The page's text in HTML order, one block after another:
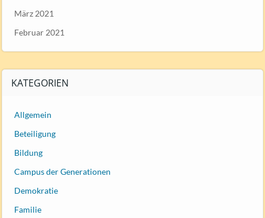
März 2021
Februar 2021
KATEGORIEN
Allgemein
Beteiligung
Bildung
Campus der Generationen
Demokratie
Familie